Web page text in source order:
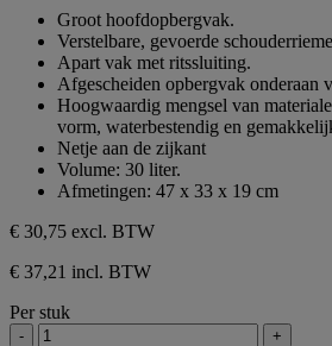
sterren.
Groot hoofdopbergvak.
Verstelbare, gevoerde
Apart vak met ritssluiting.
Afgescheiden opbergvak onderaan
Hoogwaardig mengsel van
vorm, waterbestendig en
Netje aan de zijkant
Volume: 30 liter.
Afmetingen: 47 x 33 x 19 cm
€ 30,75 excl. BTW
€ 37,21 incl. BTW
Per stuk
- +